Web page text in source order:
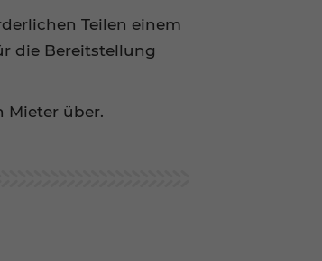
Teilen einem
die Bereitstellung
Mieter über.